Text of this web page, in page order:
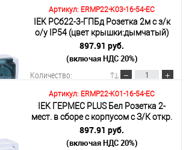
В корзину
Подробнее
Артикул: ERMP22-K03-16-54-EC
IEK РСб22-3-ГПБд Розетка 2м с з/к
о/у IP54 (цвет крышки:дымчатый)
ГЕРМЕС PLUS
897.91 руб.
(включая НДС 20%)
Количество:
В корзину
Подробнее
Артикул: ERMP22-K01-16-54-EC
IEK ГЕРМЕС PLUS Бел Розетка 2-
мест. в сборе с корпусом с З/К откр.
уст-ки16А 220-250В с крышкой
винт. зажим
897.91 руб.
(включая НДС 20%)